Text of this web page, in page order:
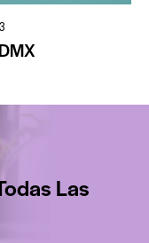
Las